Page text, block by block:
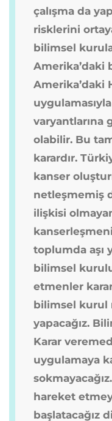
çalışma da
risklerini
bilimsel
Amerika’daki
Amerika’daki
varyantlarına
olabilir. Bu
karardır.
kanser
netleşmemiş
ilişkisi
toplumda aşı
bilimsel
etmenler
bilimsel kurul
yapacağız.
Karar
uygulamaya
hareket
başlatacağız